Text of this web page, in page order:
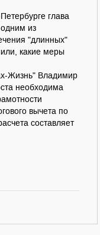
глава
из
"длинных"
какие меры
Жизнь" Владимир
необходима
вычета по
составляет